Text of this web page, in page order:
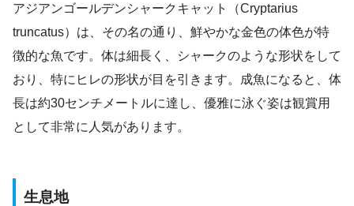
アジアンゴールデンシャークキャット（Cryptarius
truncatus）は、その名の通り、鮮やかな金色の体色が特
徴的な魚です。体は細長く、シャークのような形状をして
おり、特にヒレの形状が目を引きます。成魚になると、体
長は約30センチメートルに達し、優雅に泳ぐ姿は観賞用
として非常に人気があります。
生息地